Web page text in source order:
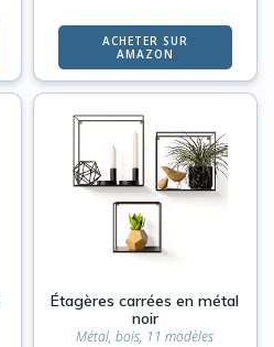
ACHETER SUR
AMAZON
Étagères carrées en métal
noir
Métal, bois, 11 modèles